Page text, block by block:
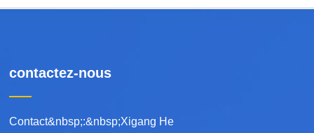
tridimensionnelle. Sa haute
contactez-nous
Contact&nbsp;:&nbsp;Xigang He